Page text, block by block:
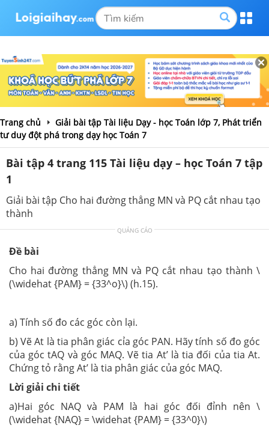
Trang chủ
Giải bài tập Tài liệu Dạy - học Toán lớp 7, Phát triển
tư duy đột phá trong dạy học Toán 7
Bài tập 4 trang 115 Tài liệu dạy – học Toán 7 tập
1
Giải bài tập Cho hai đường thẳng MN và PQ cắt nhau tạo
thành
QUẢNG CÁO
Đề bài
Cho hai đường thẳng MN và PQ cắt nhau tạo thành \
(\widehat {PAM} = {33^o}\) (h.15).
a) Tính số đo các góc còn lại.
b) Vẽ At là tia phân giác cỉa góc PAN. Hãy tính số đo góc
của góc tAQ và góc MAQ. Vẽ tia At’ là tia đối của tia At.
Chứng tỏ rằng At’ là tia phân giác của góc MAQ.
Lời giải chi tiết
a)Hai góc NAQ và PAM là hai góc đối đỉnh nên \
(\widehat {NAQ} = \widehat {PAM} = {33^0}\)